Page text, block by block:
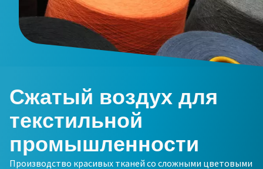
Все, что вам нужно знать о процессе
транспортировки с помощью
Узнайте, как сделать процесс транспортировки с
транспортировки с помощью
пневматических конвейеров
транспортировки с помощью
пневматических конвейеров
Сжатый воздух для
текстильной
промышленности
Производство красивых тканей со сложными цветовыми